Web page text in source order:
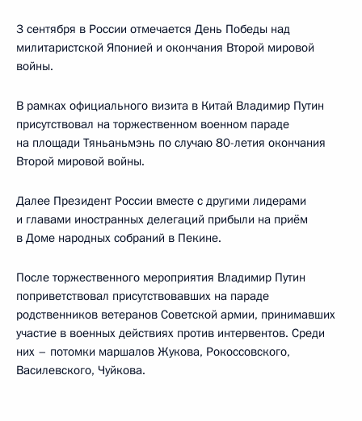
3 сентября в России отмечается День Победы над
милитаристской Японией и окончания Второй мировой
войны.
В рамках официального визита в Китай Владимир Путин
присутствовал на торжественном военном параде
на площади Тяньаньмэнь по случаю 80-летия окончания
Второй мировой войны.
Далее Президент России вместе с другими лидерами
и главами иностранных делегаций прибыли на приём
в Доме народных собраний в Пекине.
После торжественного мероприятия Владимир Путин
поприветствовал присутствовавших на параде
родственников ветеранов Советской армии, принимавших
участие в военных действиях против интервентов. Среди
них – потомки маршалов Жукова, Рокоссовского,
Василевского, Чуйкова.